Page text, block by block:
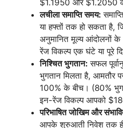
$1.1950 और $1.2050
लचीला समाप्ति समय:
या हफ्तों तक हो सकता है,
अनुमानित मूल्य आंदोलनों
रेंज विकल्प एक घंटे या पूरे
निश्चित भुगतान: सफल
भुगतान मिलता है, आमतौर
100% के बीच। (80%
इन-रेंज विकल्प आपको
परिभाषित जोखिम और
आपके शुरुआती निवेश तक ही